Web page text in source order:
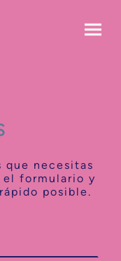
que necesitas
el formulario y
posible.